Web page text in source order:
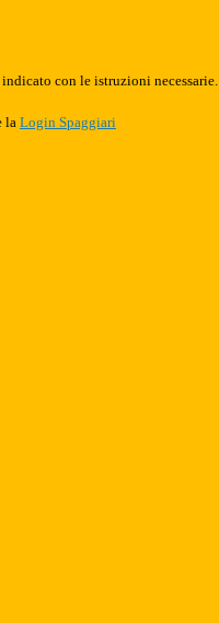
con le istruzioni necessarie.
la Login Spaggiari